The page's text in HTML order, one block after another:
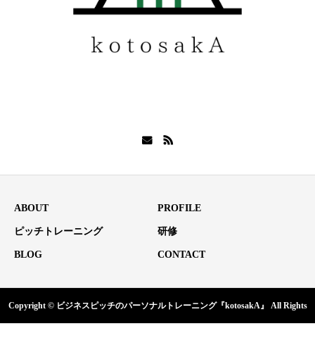
ABOUT PROFILE
ピッチトレーニング 研修
BLOG CONTACT
Copyright © ビジネスピッチのパーソナルトレーニング『kotosakA』 All Rights